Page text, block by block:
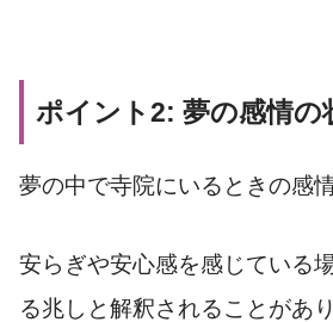
ポイント2: 夢の感情の
夢の中で寺院にいるときの感
安らぎや安心感を感じている
る兆しと解釈されることがあり